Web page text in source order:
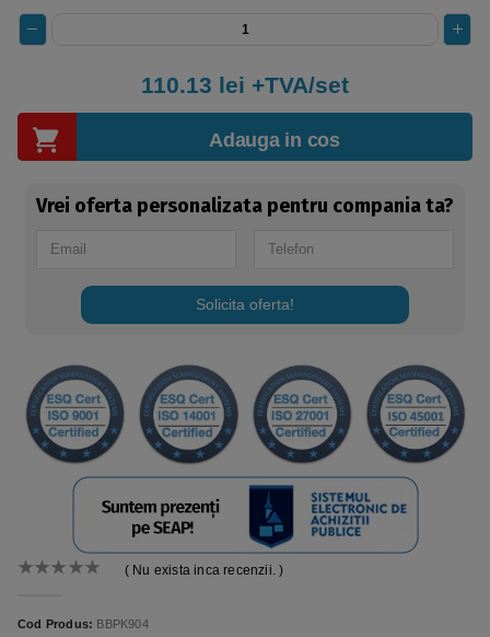
( Nu exista inca recenzii. )
Cod Produs: BBPK904
110.13 lei +TVA/set
Adauga in cos
Vrei oferta personalizata pentru compania ta?
Solicita oferta!